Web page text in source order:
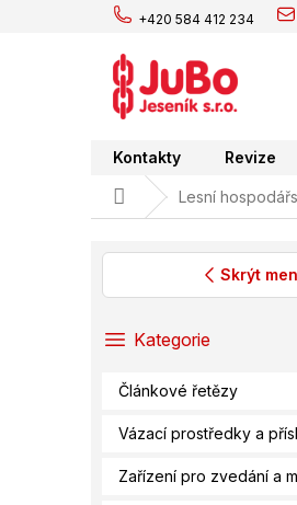
+420 584 412 234
Kontakty Revize
Domů Lesní
Skrýt
PřeskočitKategorie
Článkové řetězy
Vázací prostředky a
Zařízení pro zvedání a